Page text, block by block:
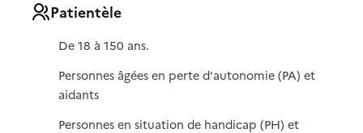
Patientèle
De 18 à 150 ans.
Personnes âgées en perte d'autonomie (PA) et
aidants
Personnes en situation de handicap (PH) et